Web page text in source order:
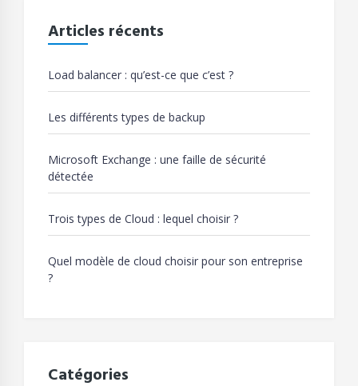
Articles récents
Load balancer : qu’est-ce que c’est ?
Les différents types de backup
Microsoft Exchange : une faille de sécurité
détectée
Trois types de Cloud : lequel choisir ?
Quel modèle de cloud choisir pour son entreprise
?
Catégories